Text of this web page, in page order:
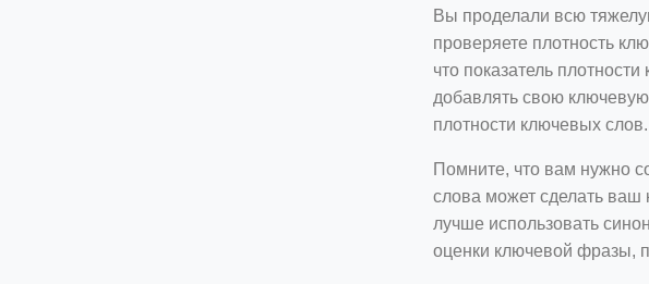
Вы проделали всю
проверяете плотность
что показатель
добавлять свою
плотности ключевых слов.
Помните, что вам нужно
слова может сделать ваш
лучше использовать
оценки ключевой фразы,